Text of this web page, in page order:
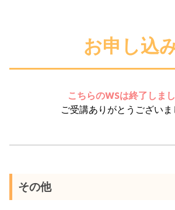
お申し込
こちらのWSは終了しまし
ご受講ありがとうございま
その他